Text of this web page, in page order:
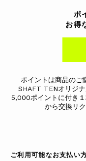
ポ
お得
ポイントは商品のご
SHAFT TENオリジナ
5,000ポイントに付き
から交換リ
ご利用可能なお支払い